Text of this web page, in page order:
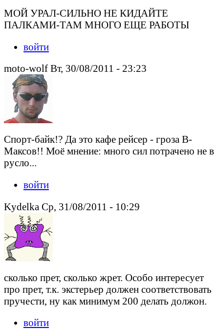
МОЙ УРАЛ-СИЛЬНО НЕ КИДАЙТЕ
ПАЛКАМИ-ТАМ МНОГО ЕЩЕ РАБОТЫ
войти
moto-wolf Вт, 30/08/2011 - 23:23
Спорт-байк!? Да это кафе рейсер - гроза В-
Максов!! Моё мнение: много сил потрачено не в
русло...
войти
Kydelka Ср, 31/08/2011 - 10:29
сколько прет, сколько жрет. Особо интересует
про прет, т.к. экстерьер должен соответствовать
пручести, ну как минимум 200 делать должон.
войти